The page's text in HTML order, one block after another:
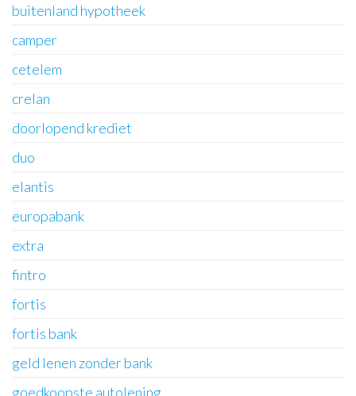
buitenland hypotheek
camper
cetelem
crelan
doorlopend krediet
duo
elantis
europabank
extra
fintro
fortis
fortis bank
geld lenen zonder bank
goedkoopste autolening